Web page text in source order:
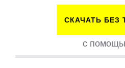
СКАЧАТЬ БЕЗ
с